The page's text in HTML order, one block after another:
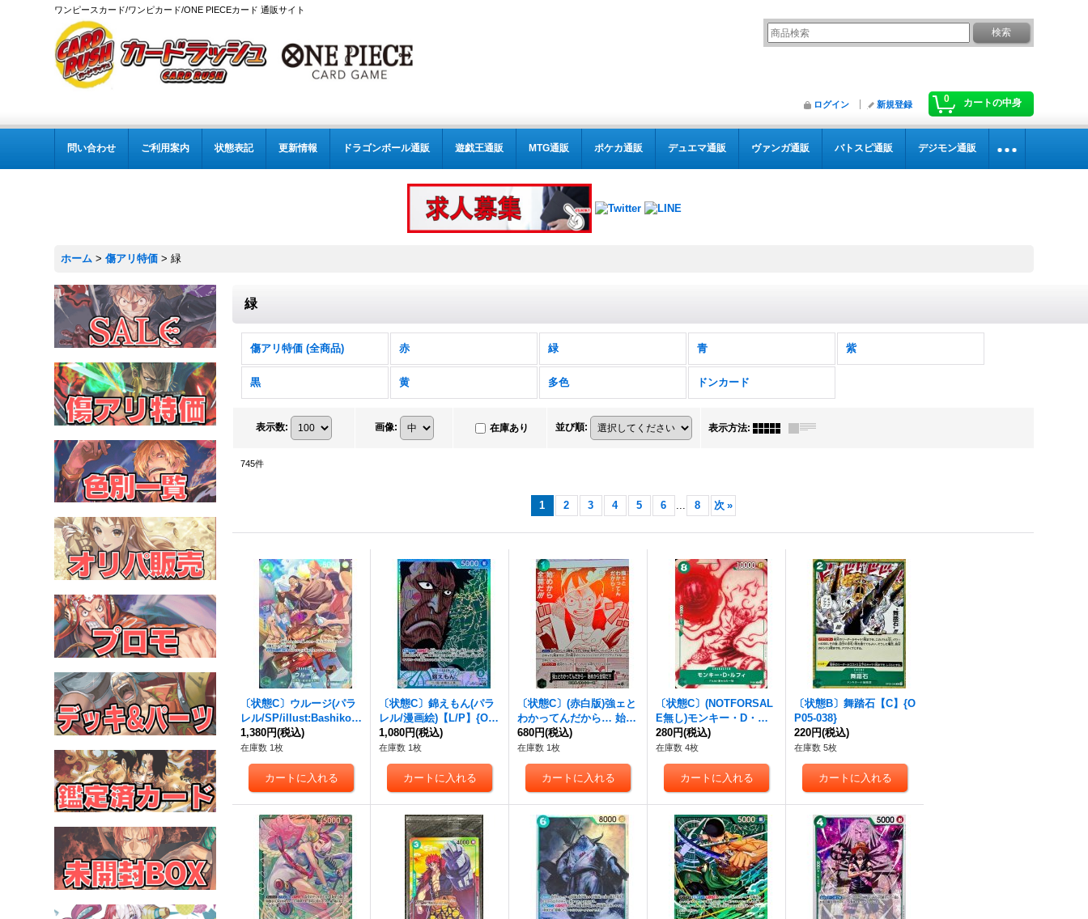
ワンピースカード/ワンピカード/ONE PIECEカード 通販サイト
0 カートの中身
ログイン 新規登録
問い合わせ ご利用案内 状態表記 更新情報 ドラゴンボール通販 遊戯王通販 MTG通販 ポケカ通販 デュエマ通販 ヴァンガ通販 バトスピ通販 デジモン通販
ホーム > 傷アリ特価 > 緑
緑
傷アリ特価 (全商品) 赤 緑 青 紫
黒 黄 多色 ドンカード
表示数: 画像: 在庫あり 並び順: 表示方法:
745件
1 2 3 4 5 6 ... 8 次 »
〔状態C〕ウルージ(パラ
レル/SP/illust:Bashikou)
【SP】{OP07-021[OP1
0]}
1,380円(税込)
在庫数 1枚
〔状態C〕錦えもん(パラ
レル/漫画絵)【L/P】{OP
02-025}
1,080円(税込)
在庫数 1枚
〔状態C〕(赤白版)強ェと
わかってんだから… 始め
から全開だ!!!【R】{OP13
-040}
680円(税込)
在庫数 1枚
〔状態C〕(NOTFORSAL
E無し)モンキー・D・ル
フィ【P】{P-061}
280円(税込)
在庫数 4枚
〔状態B〕舞踏石【C】{O
P05-038}
220円(税込)
在庫数 5枚